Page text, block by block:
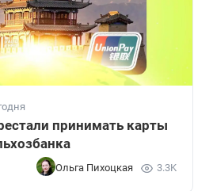
принимать карты
Ольга Пихоцкая 3.3K